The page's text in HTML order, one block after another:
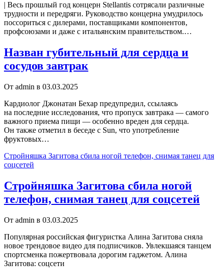
| Весь прошлый год концерн Stellantis сотрясали различные
трудности и передряги. Руководство концерна умудрилось
поссориться с дилерами, поставщиками компонентов,
профсоюзами и даже с итальянским правительством.…
Назван губительный для сердца и
сосудов завтрак
От admin в 03.03.2025
Кардиолог Джонатан Бехар предупредил, ссылаясь
на последние исследования, что пропуск завтрака — самого
важного приема пищи — особенно вреден для сердца.
Он также отметил в беседе с Sun, что употребление
фруктовых…
Стройняшка Загитова сбила ногой телефон, снимая танец для
соцсетей
Стройняшка Загитова сбила ногой
телефон, снимая танец для соцсетей
От admin в 03.03.2025
Популярная российская фигуристка Алина Загитова сняла
новое трендовое видео для подписчиков. Увлекшаяся танцем
спортсменка пожертвовала дорогим гаджетом. Алина
Загитова: соцсети